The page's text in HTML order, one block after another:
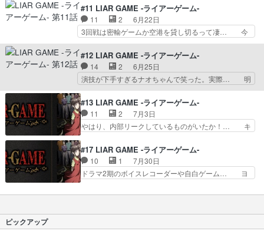
けに乗るナオの馬鹿正直さ… ドラマも観てるし原
作漫画もついこの間読ん… ストーリーや先の展開
が分かってただから原…
ちゃんの純粋さがまた爆発してる…80… コロコ
ロ態度変わるフクナガさんが萌えキャ… ナオちゃ
ん、アキヤマの登場で一気にゲーム… 正直者のナ
オちゃんならではの素晴らしい采… ・正直者かど
化したアキヤマの見事な作戦… ナオがトップに躍
り出た投票結果9回目の投… 秋山さんの票を売る
宣言。ここからどんどん…
#11 LIAR GAME -ライアーゲーム-
11 2
6月22日
3回戦は密輸ゲームか空港を貸し切るって凄… 今
回は密輸ゲームのチュートリアル。かなり… つい
に密輸ゲームきた～！ルール説明時の悪… 「人を
疑うってのは、その人を知ろうとする… 今回はチ
ーム戦で持ち金4億円勝てば良いけ… そして遂に
ヨコヤが登場。そういえばいまし… 次のステージ
の人を知ること」、見てるこ… 密輸ゲーム、スタ
ート。特に理解が難しいゲ… 敗者復活戦はミウラ
の離脱で幕を閉じた。そ…
#12 LIAR GAME -ライアーゲーム-
14 2
6月25日
演技が下手すぎるナオちゃんで笑った。実際… 明
らかに異質な存在であるヨコヤ。端数まで… 昼の
国が消極的になってるのに対して夜の国… ヨコヤ
という人物の的中ぶり、本当に透視能… ヨコヤの
超能力透視来た～！こうやってアニ… ヨコヤノリ
ヒコ強すぎる！花江さんの低めの… ネアルコ役の
んなのね。とりあえず「パス… 心理戦なのかトリ
ックか、何を仕掛けられて… 密輸ゲームが始まっ
て早々に相手チームに圧…
#13 LIAR GAME -ライアーゲーム-
11 2
7月3日
やはり、内部リークしているものがいたか！… キ
のキクザワが密輸ゲームの必勝法を見つ… 一万円
単位まで当ててくるヨコヤに一体どん… フクナガ
が最後までキクザワに噛み付いてた… 騙し合って
たメンバーが一つになった事で、… 密輸の阻止方
#17 LIAR GAME -ライアーゲーム-
10 1
7月30日
ドラマ2期のボイスレコーダーや自白ゲーム… ヨ
国の奴らも馬鹿が多いが、夜の国も同じ… ご視聴
治郎（中の人的に）仲間であるプレ… ヨコヤの頭
ピックアップ